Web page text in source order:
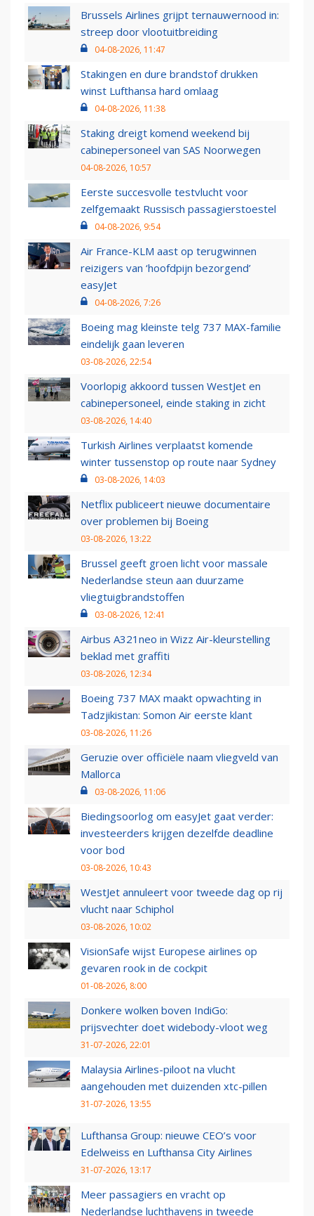
Brussels Airlines grijpt ternauwernood in:
streep door vlootuitbreiding
04-08-2026, 11:47
Stakingen en dure brandstof drukken
winst Lufthansa hard omlaag
04-08-2026, 11:38
Staking dreigt komend weekend bij
cabinepersoneel van SAS Noorwegen
04-08-2026, 10:57
Eerste succesvolle testvlucht voor
zelfgemaakt Russisch passagierstoestel
04-08-2026, 9:54
Air France-KLM aast op terugwinnen
reizigers van ‘hoofdpijn bezorgend’
easyJet
04-08-2026, 7:26
Boeing mag kleinste telg 737 MAX-familie
eindelijk gaan leveren
03-08-2026, 22:54
Voorlopig akkoord tussen WestJet en
cabinepersoneel, einde staking in zicht
03-08-2026, 14:40
Turkish Airlines verplaatst komende
winter tussenstop op route naar Sydney
03-08-2026, 14:03
Netflix publiceert nieuwe documentaire
over problemen bij Boeing
03-08-2026, 13:22
Brussel geeft groen licht voor massale
Nederlandse steun aan duurzame
vliegtuigbrandstoffen
03-08-2026, 12:41
Airbus A321neo in Wizz Air-kleurstelling
beklad met graffiti
03-08-2026, 12:34
Boeing 737 MAX maakt opwachting in
Tadzjikistan: Somon Air eerste klant
03-08-2026, 11:26
Geruzie over officiële naam vliegveld van
Mallorca
03-08-2026, 11:06
Biedingsoorlog om easyJet gaat verder:
investeerders krijgen dezelfde deadline
voor bod
03-08-2026, 10:43
WestJet annuleert voor tweede dag op rij
vlucht naar Schiphol
03-08-2026, 10:02
VisionSafe wijst Europese airlines op
gevaren rook in de cockpit
01-08-2026, 8:00
Donkere wolken boven IndiGo:
prijsvechter doet widebody-vloot weg
31-07-2026, 22:01
Malaysia Airlines-piloot na vlucht
aangehouden met duizenden xtc-pillen
31-07-2026, 13:55
Lufthansa Group: nieuwe CEO’s voor
Edelweiss en Lufthansa City Airlines
31-07-2026, 13:17
Meer passagiers en vracht op
Nederlandse luchthavens in tweede